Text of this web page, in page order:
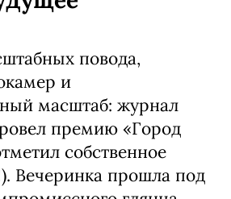
КОММЕНТАРИИ